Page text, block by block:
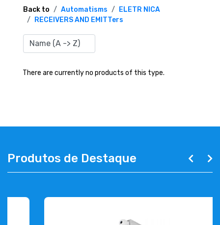
TERMS OF SERVICE
Back to Automatisms
ELETR NICA
RECEIVERS AND EMITTers
There are currently no products of this type.
Produtos de Destaque